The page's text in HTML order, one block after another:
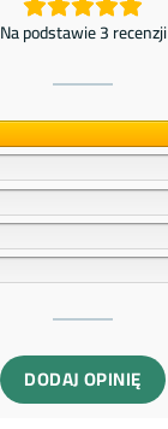
Na podstawie 3 recenzji
DODAJ OPINIĘ